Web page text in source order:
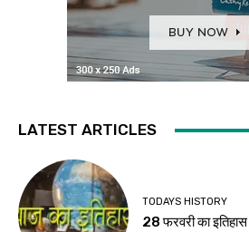
LATEST ARTICLES
TODAYS HISTORY
28 फरवरी का इतिहास